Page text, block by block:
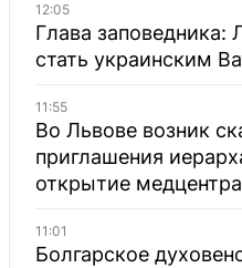
12:05
Глава заповедника:
стать украинским
11:55
Во Львове возник
приглашения
открытие медцентра
11:01
Болгарское